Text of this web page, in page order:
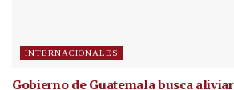
INTERNACIONALES
Gobierno de Guatemala busca